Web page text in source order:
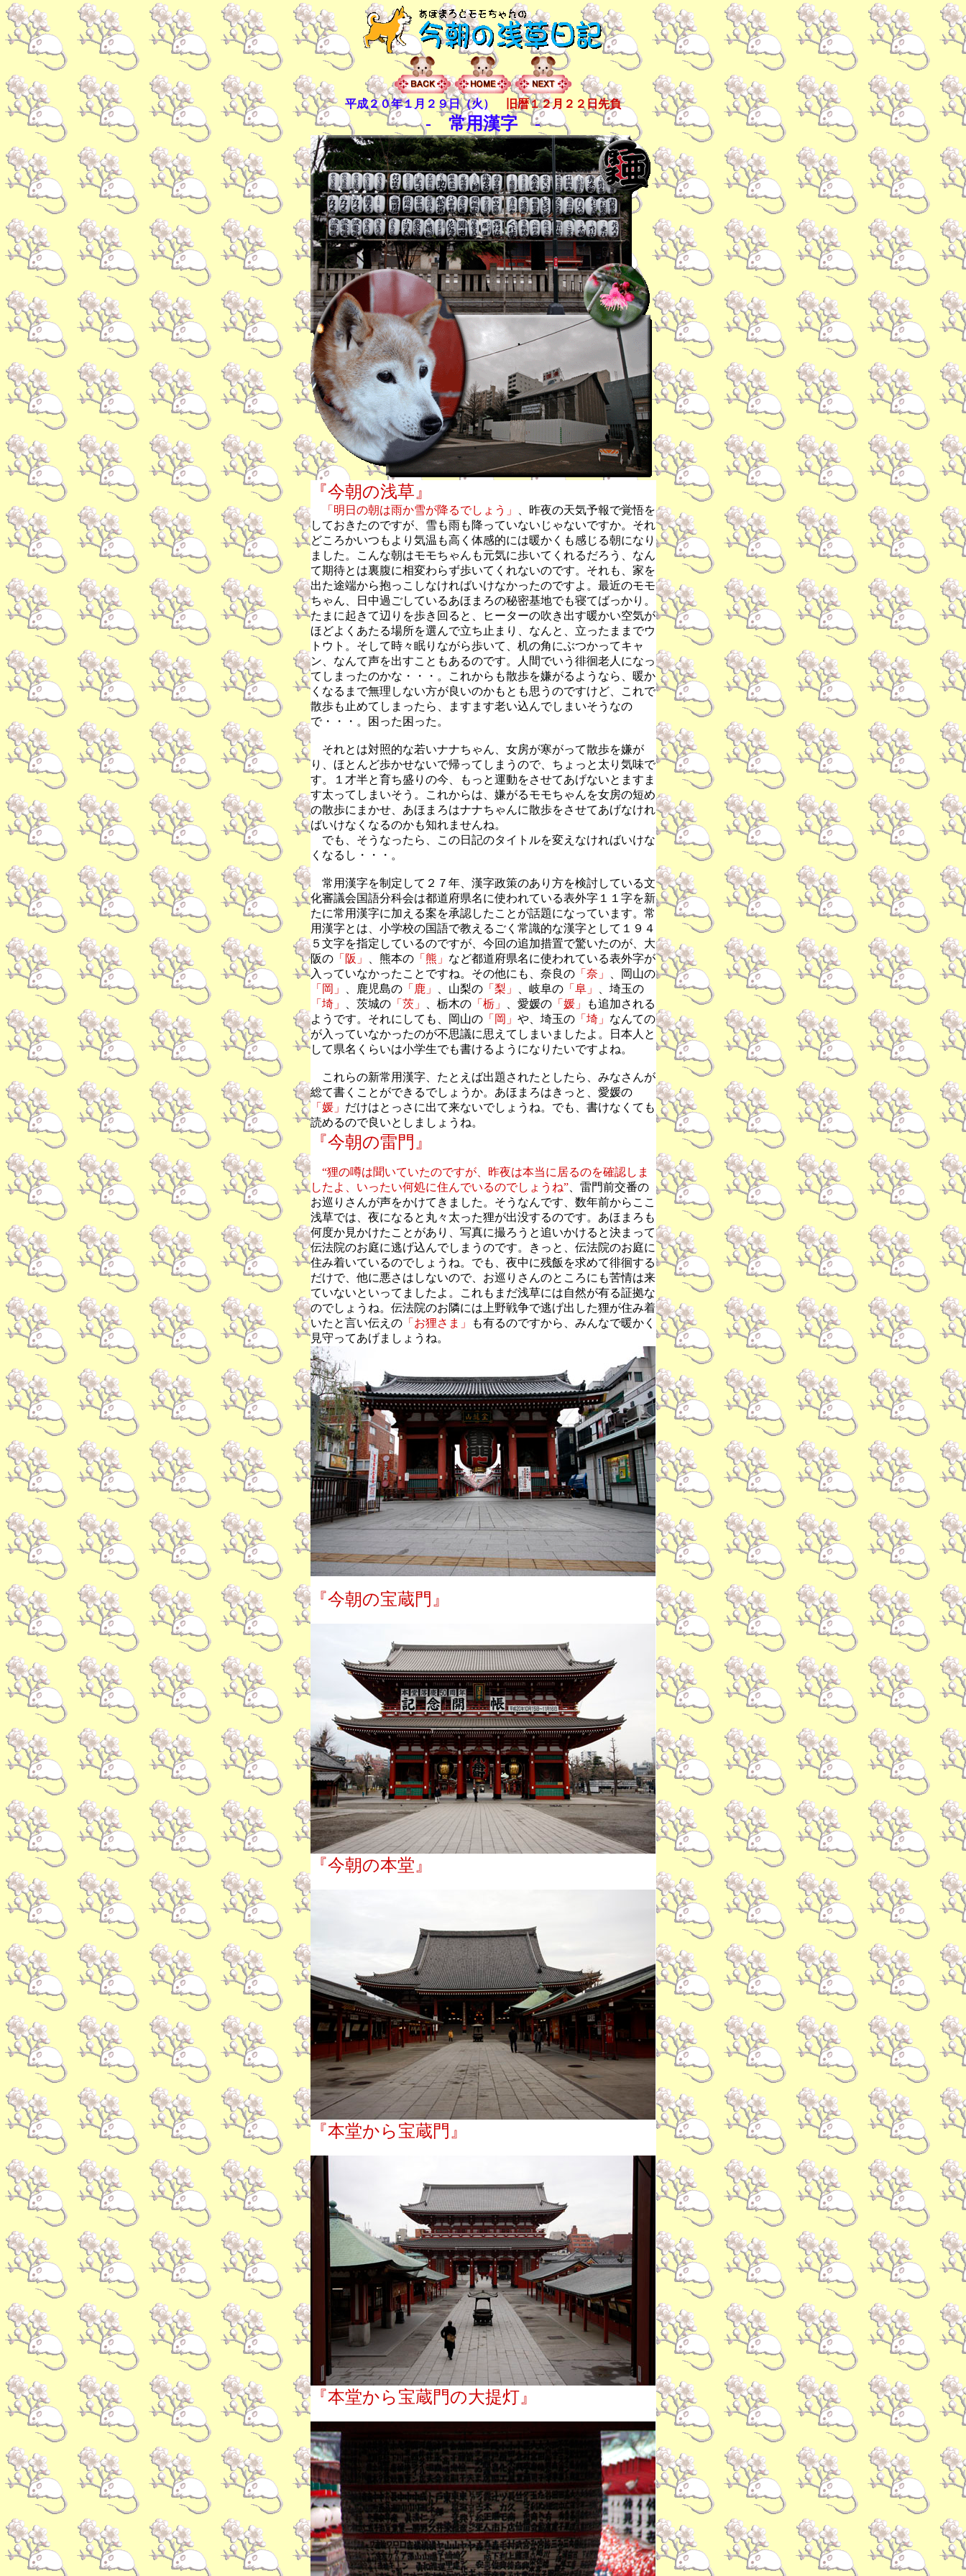
平成２０年１月２９日（火） 旧暦１２月２２日先負
- 常用漢字 -
『今朝の浅草』
「明日の朝は雨か雪が降るでしょう」
、昨夜の天気予報で覚悟を
しておきたのですが、雪も雨も降っていないじゃないですか。それ
どころかいつもより気温も高く体感的には暖かくも感じる朝になり
ました。こんな朝はモモちゃんも元気に歩いてくれるだろう、なん
て期待とは裏腹に相変わらず歩いてくれないのです。それも、家を
出た途端から抱っこしなければいけなかったのですよ。最近のモモ
ちゃん、日中過ごしているあほまろの秘密基地でも寝てばっかり。
たまに起きて辺りを歩き回ると、ヒーターの吹き出す暖かい空気が
ほどよくあたる場所を選んで立ち止まり、なんと、立ったままでウ
トウト。そして時々眠りながら歩いて、机の角にぶつかってキャ
ン、なんて声を出すこともあるのです。人間でいう徘徊老人になっ
てしまったのかな・・・。これからも散歩を嫌がるようなら、暖か
くなるまで無理しない方が良いのかもとも思うのですけど、これで
散歩も止めてしまったら、ますます老い込んでしまいそうなの
で・・・。困った困った。
それとは対照的な若いナナちゃん、女房が寒がって散歩を嫌が
り、ほとんど歩かせないで帰ってしまうので、ちょっと太り気味で
す。１才半と育ち盛りの今、もっと運動をさせてあげないとますま
す太ってしまいそう。これからは、嫌がるモモちゃんを女房の短め
の散歩にまかせ、あほまろはナナちゃんに散歩をさせてあげなけれ
ばいけなくなるのかも知れませんね。
でも、そうなったら、この日記のタイトルを変えなければいけな
くなるし・・・。
常用漢字を制定して２７年、漢字政策のあり方を検討している文
化審議会国語分科会は都道府県名に使われている表外字１１字を新
たに常用漢字に加える案を承認したことが話題になっています。常
用漢字とは、小学校の国語で教えるごく常識的な漢字として１９４
５文字を指定しているのですが、今回の追加措置で驚いたのが、大
阪の「阪」 、熊本の「熊」 など都道府県名に使われている表外字が
入っていなかったことですね。その他にも、奈良の「奈」
、岡山の
「岡」
、鹿児島の「鹿」 、山梨の「梨」 、岐阜の「阜」
、埼玉の
「埼」
、茨城の「茨」 、栃木の「栃」 、愛媛の「媛」
も追加される
ようです。それにしても、岡山の「岡」 や、埼玉の「埼」 なんての
が入っていなかったのが不思議に思えてしまいましたよ。日本人と
して県名くらいは小学生でも書けるようになりたいですよね。
これらの新常用漢字、たとえば出題されたとしたら、みなさんが
総て書くことができるでしょうか。あほまろはきっと、愛媛の
「媛」 だけはとっさに出て来ないでしょうね。でも、書けなくても
読めるので良いとしましょうね。
『今朝の雷門』
“狸の噂は聞いていたのですが、昨夜は本当に居るのを確認しま
したよ、いったい何処に住んでいるのでしょうね”、雷門前交番の
お巡りさんが声をかけてきました。そうなんです、数年前からここ
浅草では、夜になると丸々太った狸が出没するのです。あほまろも
何度か見かけたことがあり、写真に撮ろうと追いかけると決まって
伝法院のお庭に逃げ込んでしまうのです。きっと、伝法院のお庭に
住み着いているのでしょうね。でも、夜中に残飯を求めて徘徊する
だけで、他に悪さはしないので、お巡りさんのところにも苦情は来
ていないといってましたよ。これもまだ浅草には自然が有る証拠な
のでしょうね。伝法院のお隣には上野戦争で逃げ出した狸が住み着
いたと言い伝えの「お狸さま」
も有るのですから、みんなで暖かく
見守ってあげましょうね。
『今朝の宝蔵門』
『今朝の本堂』
『本堂から宝蔵門』
『本堂から宝蔵門の大提灯』